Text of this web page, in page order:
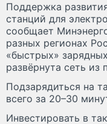
Поддержка
станций для
сообщает
разных регионах
«быстрых»
развёрнута сеть из
Подзарядиться на
всего за 20–30
Инвестировать в